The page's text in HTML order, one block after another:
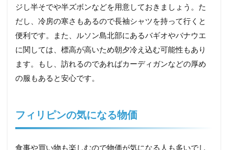
ジし半そでや半ズボンなどを用意しておきましょう。た
だし、冷房の寒さもあるので長袖シャツを持って行くと
便利です。また、ルソン島北部にあるバギオやバナウエ
に関しては、標高が高いため朝夕冷え込む可能性もあり
ます。もし、訪れるのであればカーディガンなどの厚め
の服もあると安心です。
フィリピンの気になる物価
食事や買い物も楽しむので物価が気になる人も多いでし